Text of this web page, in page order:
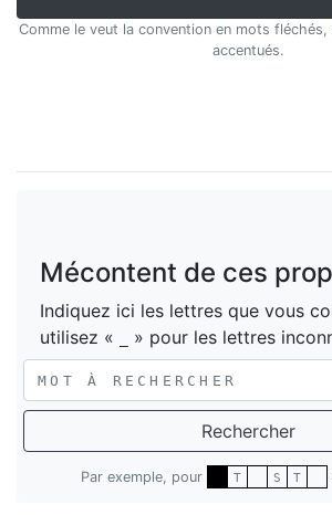
Comme le veut la convention en mots
accentués.
Mécontent de ces
Indiquez ici les lettres que vous
utilisez «
» pour les lettres
Rechercher
Par exemple, pour T S T